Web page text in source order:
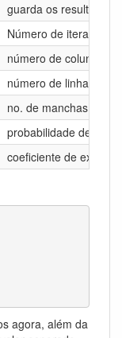
guarda os resultados
Número de iterações
número de colunas
número de linhas de
no. de manchas
probabilidade de
coeficiente de
agora, além da